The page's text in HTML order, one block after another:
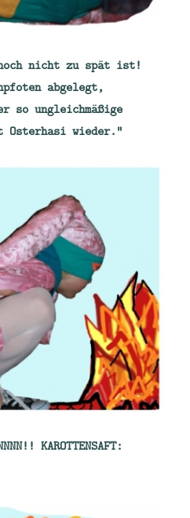
nicht zu spät ist!
abgelegt,
so ungleichmäßige
Osterhasi wieder.“
KAROTTENSAFT: